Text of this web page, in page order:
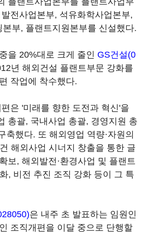
전사업본부, 석유화학사업본부,
부, 플랜트지원본부를 신설했다.
을 20%대로 크게 줄인 GS건설(0
년 해외건설 플랜트부문 강화를
작업에 착수했다.
은 '미래를 향한 도전과 혁신'을
총괄, 국내사업 총괄, 경영지원 총
축했다. 또 해외영업 역량·자원의
해외사업 시너지 창출을 통한 글
보, 해외발전·환경사업 및 플랜트
, 비전 추진 조직 강화 등이 그 특
은 내주 초 발표하는 임원인
조직개편을 이달 중으로 단행할